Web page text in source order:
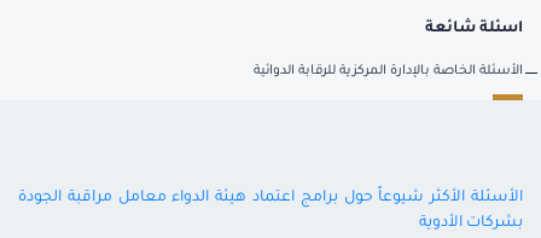
اسئلة شائعة
الأسئلة الخاصة بالإدارة المركزية للرقابة الدوائية
الأسئلة الأكثر شيوعاً حول برامج اعتماد هيئة الدواء معامل مراقبة الجودة
بشركات الأدوية